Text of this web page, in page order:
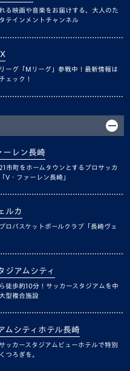
る映画や音楽をお届けする、大人のた
テインメントチャンネル
ーグ「Mリーグ」参戦中！最新情報は
ェック！
ーレン長崎
市町をホームタウンとするプロサッカ
V・ファーレン長崎」
ルカ
ロバスケットボールクラブ「長崎ヴェ
ジアムシティ
徒歩約10分！サッカースタジアムを中
型複合施設
ムシティホテル長崎
ッカースタジアムビューホテルで特別
つろぎを。